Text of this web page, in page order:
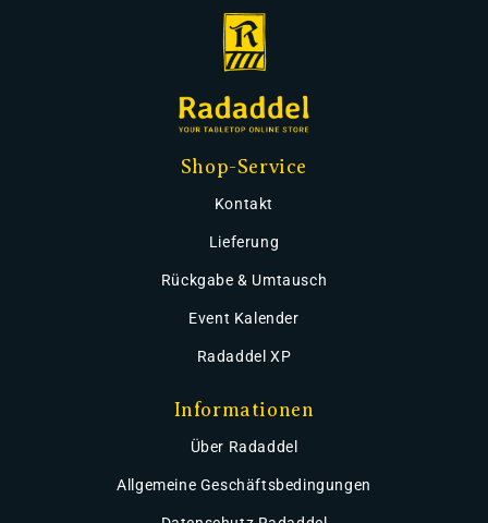
Shop-Service
Kontakt
Lieferung
Rückgabe & Umtausch
Event Kalender
Radaddel XP
Informationen
Über Radaddel
Allgemeine Geschäftsbedingungen